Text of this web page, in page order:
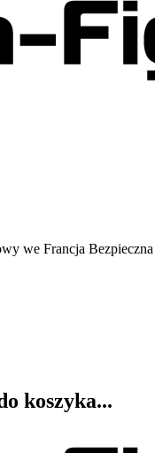
we Francja Bezpieczna
koszyka...